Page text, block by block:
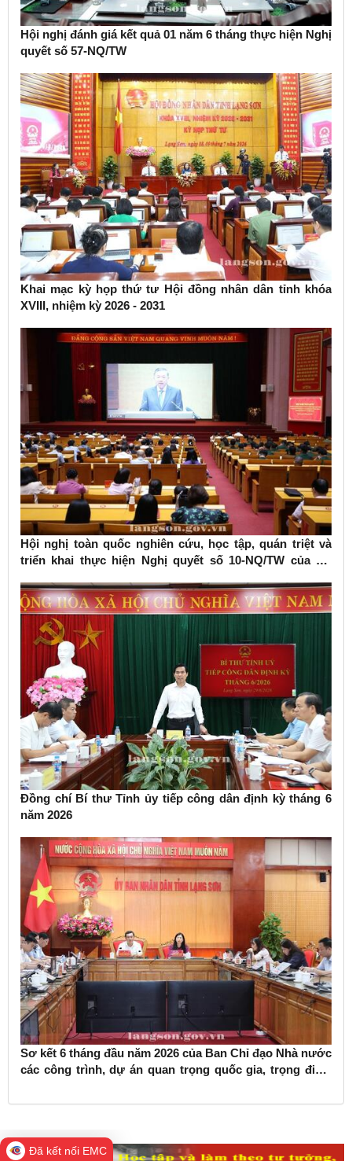
Hội nghị đánh giá kết quả 01 năm 6 tháng thực hiện Nghị
quyết số 57-NQ/TW
Khai mạc kỳ họp thứ tư Hội đồng nhân dân tỉnh khóa
XVIII, nhiệm kỳ 2026 - 2031
Hội nghị toàn quốc nghiên cứu, học tập, quán triệt và
triển khai thực hiện Nghị quyết số 10-NQ/TW của Bộ
Đồng chí Bí thư Tỉnh ủy tiếp công dân định kỳ tháng 6
năm 2026
Sơ kết 6 tháng đầu năm 2026 của Ban Chỉ đạo Nhà nước
các công trình, dự án quan trọng quốc gia, trọng điểm
Đã kết nối EMC